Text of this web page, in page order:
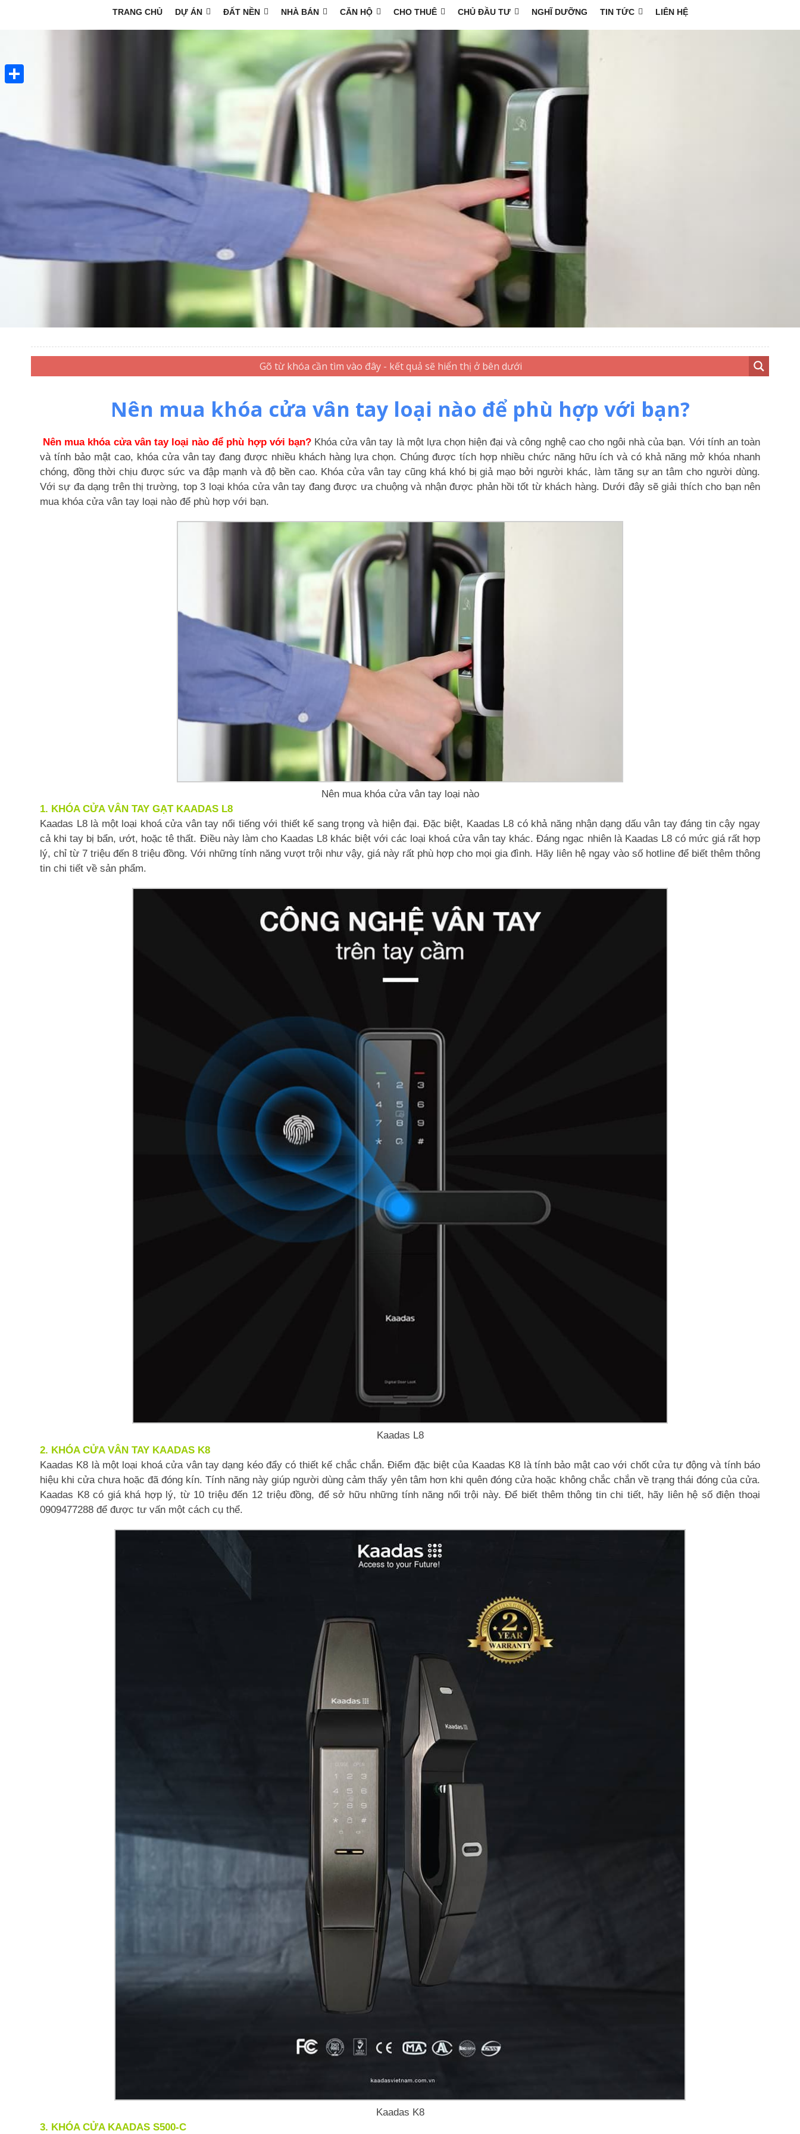
TRANG CHỦ DỰ ÁN ĐẤT NỀN NHÀ BÁN CĂN HỘ CHO THUÊ CHỦ ĐẦU TƯ NGHĨ DƯỠNG TIN TỨC LIÊN HỆ
Nên mua khóa cửa vân tay loại nào để phù hợp với bạn?
Nên mua khóa cửa vân tay loại nào để phù hợp với bạn? Khóa cửa vân tay là một lựa chọn hiện đại và công nghệ cao cho ngôi nhà của bạn. Với tính an toàn
và tính bảo mật cao, khóa cửa vân tay đang được nhiều khách hàng lựa chọn. Chúng được tích hợp nhiều chức năng hữu ích và có khả năng mở khóa nhanh
chóng, đồng thời chịu được sức va đập mạnh và độ bền cao. Khóa cửa vân tay cũng khá khó bị giả mạo bởi người khác, làm tăng sự an tâm cho người dùng.
Với sự đa dạng trên thị trường, top 3 loại khóa cửa vân tay đang được ưa chuộng và nhận được phản hồi tốt từ khách hàng. Dưới đây sẽ giải thích cho bạn nên
mua khóa cửa vân tay loại nào để phù hợp với bạn.
Nên mua khóa cửa vân tay loại nào
1. KHÓA CỬA VÂN TAY GẠT KAADAS L8
Kaadas L8 là một loại khoá cửa vân tay nổi tiếng với thiết kế sang trọng và hiện đại. Đặc biệt, Kaadas L8 có khả năng nhận dạng dấu vân tay đáng tin cậy ngay
cả khi tay bị bẩn, ướt, hoặc tê thất. Điều này làm cho Kaadas L8 khác biệt với các loại khoá cửa vân tay khác. Đáng ngạc nhiên là Kaadas L8 có mức giá rất hợp
lý, chỉ từ 7 triệu đến 8 triệu đồng. Với những tính năng vượt trội như vậy, giá này rất phù hợp cho mọi gia đình. Hãy liên hệ ngay vào số hotline để biết thêm thông
tin chi tiết về sản phẩm.
Kaadas L8
2. KHÓA CỬA VÂN TAY KAADAS K8
Kaadas K8 là một loại khoá cửa vân tay dạng kéo đẩy có thiết kế chắc chắn. Điểm đặc biệt của Kaadas K8 là tính bảo mật cao với chốt cửa tự động và tính báo
hiệu khi cửa chưa hoặc đã đóng kín. Tính năng này giúp người dùng cảm thấy yên tâm hơn khi quên đóng cửa hoặc không chắc chắn về trạng thái đóng của cửa.
Kaadas K8 có giá khá hợp lý, từ 10 triệu đến 12 triệu đồng, để sở hữu những tính năng nổi trội này. Để biết thêm thông tin chi tiết, hãy liên hệ số điện thoại
0909477288 để được tư vấn một cách cụ thể.
Kaadas K8
3. KHÓA CỬA KAADAS S500-C